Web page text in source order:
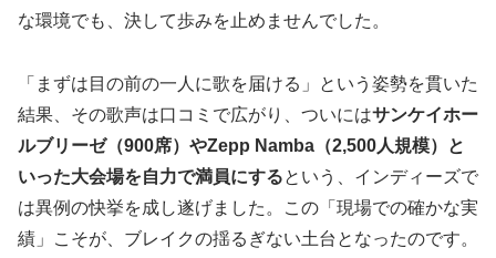
な環境でも、決して歩みを止めませんでした。
「まずは目の前の一人に歌を届ける」という姿勢を貫いた
結果、その歌声は口コミで広がり、ついにはサンケイホー
ルブリーゼ（900席）やZepp Namba（2,500人規模）と
いった大会場を自力で満員にするという、インディーズで
は異例の快挙を成し遂げました。この「現場での確かな実
績」こそが、ブレイクの揺るぎない土台となったのです。